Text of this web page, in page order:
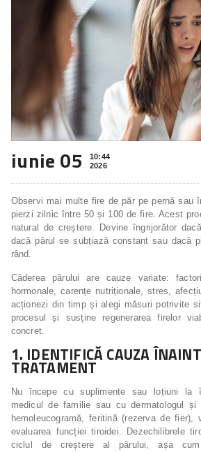
iunie 05
10:44
2026
Observi mai multe fire de păr pe pernă sau
pierzi zilnic între 50 și 100 de fire. Acest
natural de creștere. Devine îngrijorător
dacă părul se subțiază constant sau dacă
rând.
Căderea părului are cauze variate:
hormonale, carențe nutriționale, stres,
acționezi din timp și alegi măsuri potrivite
procesul și susține regenerarea firelor
concret.
1. IDENTIFICĂ CAUZA
TRATAMENT
Nu începe cu suplimente sau loțiuni la
medicul de familie sau cu dermatologul și
hemoleucogramă, feritină (rezerva de fier),
evaluarea funcției tiroidei. Dezechilibrele
ciclul de creștere al părului, așa